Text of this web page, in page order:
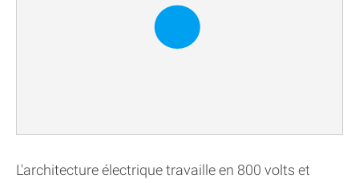
L'architecture électrique travaille en 800 volts et